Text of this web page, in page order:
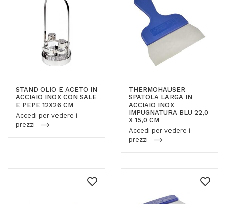
STAND OLIO E ACETO IN
ACCIAIO INOX CON SALE
E PEPE 12X26 CM
Accedi per vedere i
prezzi
THERMOHAUSER
SPATOLA LARGA IN
ACCIAIO INOX
IMPUGNATURA BLU 22,0
X 15,0 CM
Accedi per vedere i
prezzi